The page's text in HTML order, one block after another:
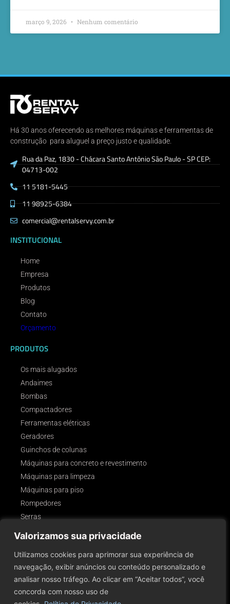
Valorizamos sua privacidade
Utilizamos cookies para aprimorar sua experiência de
navegação, exibir anúncios ou conteúdo personalizado e
analisar nosso tráfego. Ao clicar em “Aceitar todos”, você
concorda com nosso uso de
março 9, 2026 Nenhum comentário
Há 30 anos oferecendo as melhores máquinas e ferramentas de
construção para aluguel a preço justo e qualidade.
Rua da Paz, 1830 - Chácara Santo Antônio São Paulo - SP CEP:
04713-002
11 5181-5445
11 98925-6384
comercial@rentalservy.com.br
INSTITUCIONAL
Home
Empresa
Produtos
Blog
Contato
Orçamento
PRODUTOS
Os mais alugados
Andaimes
Bombas
Compactadores
Ferramentas elétricas
Geradores
Guinchos de colunas
Máquinas para concreto e revestimento
Máquinas para limpeza
Máquinas para piso
Rompedores
Serras
SIGA-NOS!